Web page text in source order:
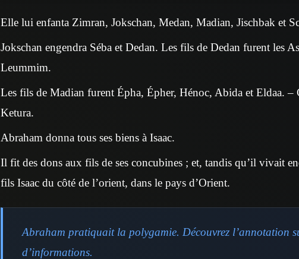
Elle lui enfanta Zimran, Jokschan, Medan, Madian, Jischbak et
Jokschan engendra Séba et Dedan. Les fils de Dedan furent les
Leummim.
Les fils de Madian furent Épha, Épher, Hénoc, Abida et Eldaa. –
Ketura.
Abraham donna tous ses biens à Isaac.
Il fit des dons aux fils de ses concubines ; et, tandis qu’il vivait
fils Isaac du côté de l’orient, dans le pays d’Orient.
Abraham pratiquait la polygamie. Découvrez l’annotation
d’informations.